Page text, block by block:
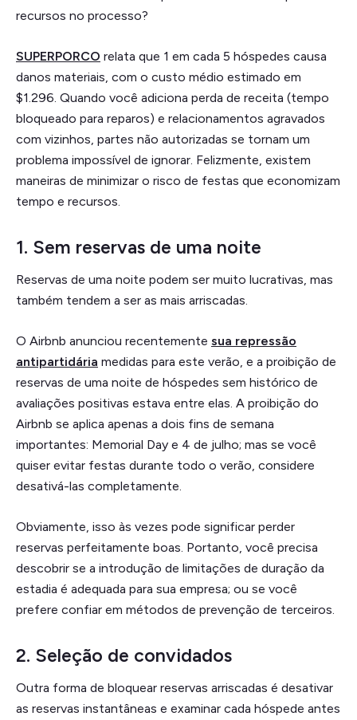
recursos no processo?
SUPERPORCO relata que 1 em cada 5 hóspedes causa
danos materiais, com o custo médio estimado em
$1.296. Quando você adiciona perda de receita (tempo
bloqueado para reparos) e relacionamentos agravados
com vizinhos, partes não autorizadas se tornam um
problema impossível de ignorar. Felizmente, existem
maneiras de minimizar o risco de festas que economizam
tempo e recursos.
1. Sem reservas de uma noite
Reservas de uma noite podem ser muito lucrativas, mas
também tendem a ser as mais arriscadas.
O Airbnb anunciou recentemente sua repressão
antipartidária medidas para este verão, e a proibição de
reservas de uma noite de hóspedes sem histórico de
avaliações positivas estava entre elas. A proibição do
Airbnb se aplica apenas a dois fins de semana
importantes: Memorial Day e 4 de julho; mas se você
quiser evitar festas durante todo o verão, considere
desativá-las completamente.
Obviamente, isso às vezes pode significar perder
reservas perfeitamente boas. Portanto, você precisa
descobrir se a introdução de limitações de duração da
estadia é adequada para sua empresa; ou se você
prefere confiar em métodos de prevenção de terceiros.
2. Seleção de convidados
Outra forma de bloquear reservas arriscadas é desativar
as reservas instantâneas e examinar cada hóspede antes